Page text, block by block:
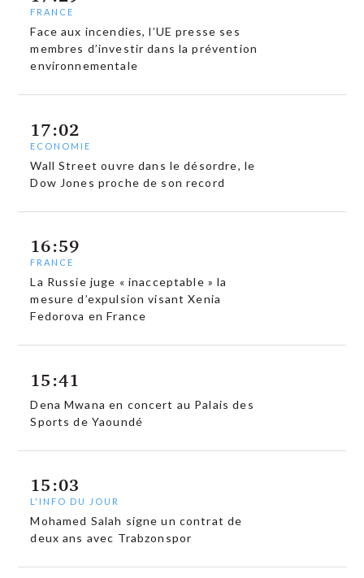
FRANCE
Face aux incendies, l’UE presse ses
membres d’investir dans la prévention
environnementale
17:02
ECONOMIE
Wall Street ouvre dans le désordre, le
Dow Jones proche de son record
16:59
FRANCE
La Russie juge « inacceptable » la
mesure d’expulsion visant Xenia
Fedorova en France
15:41
Dena Mwana en concert au Palais des
Sports de Yaoundé
15:03
L'INFO DU JOUR
Mohamed Salah signe un contrat de
deux ans avec Trabzonspor